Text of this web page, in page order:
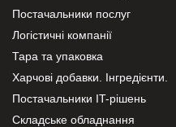
Постачальники послуг
Логістичні компанії
Тара та упаковка
Харчові добавки. Інгредієнти.
Постачальники IT-рішень
Складське обладнання